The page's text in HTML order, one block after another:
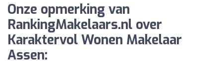
Onze opmerking van
RankingMakelaars.nl over
Karaktervol Wonen Makelaar
Assen: